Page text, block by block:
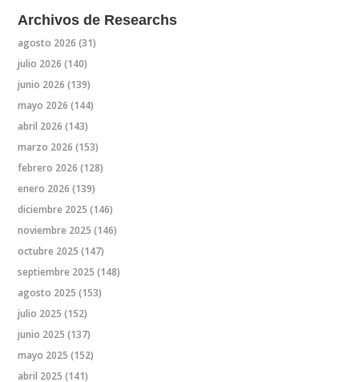
Archivos de Researchs
agosto 2026 (31)
julio 2026 (140)
junio 2026 (139)
mayo 2026 (144)
abril 2026 (143)
marzo 2026 (153)
febrero 2026 (128)
enero 2026 (139)
diciembre 2025 (146)
noviembre 2025 (146)
octubre 2025 (147)
septiembre 2025 (148)
agosto 2025 (153)
julio 2025 (152)
junio 2025 (137)
mayo 2025 (152)
abril 2025 (141)